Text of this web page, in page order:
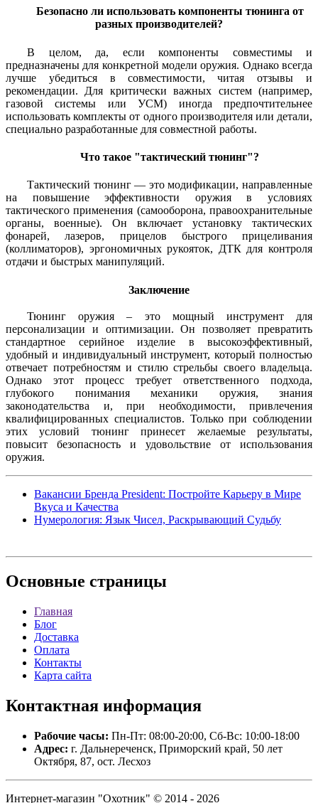
Безопасно ли использовать компоненты тюнинга от
разных производителей?
В целом, да, если компоненты совместимы и
предназначены для конкретной модели оружия. Однако всегда
лучше убедиться в совместимости, читая отзывы и
рекомендации. Для критически важных систем (например,
газовой системы или УСМ) иногда предпочтительнее
использовать комплекты от одного производителя или детали,
специально разработанные для совместной работы.
Что такое "тактический тюнинг"?
Тактический тюнинг — это модификации, направленные
на повышение эффективности оружия в условиях
тактического применения (самооборона, правоохранительные
органы, военные). Он включает установку тактических
фонарей, лазеров, прицелов быстрого прицеливания
(коллиматоров), эргономичных рукояток, ДТК для контроля
отдачи и быстрых манипуляций.
Заключение
Тюнинг оружия – это мощный инструмент для
персонализации и оптимизации. Он позволяет превратить
стандартное серийное изделие в высокоэффективный,
удобный и индивидуальный инструмент, который полностью
отвечает потребностям и стилю стрельбы своего владельца.
Однако этот процесс требует ответственного подхода,
глубокого понимания механики оружия, знания
законодательства и, при необходимости, привлечения
квалифицированных специалистов. Только при соблюдении
этих условий тюнинг принесет желаемые результаты,
повысит безопасность и удовольствие от использования
оружия.
Вакансии Бренда President: Постройте Карьеру в Мире
Вкуса и Качества
Нумерология: Язык Чисел, Раскрывающий Судьбу
Основные страницы
Главная
Блог
Доставка
Оплата
Контакты
Карта сайта
Контактная информация
Рабочие часы: Пн-Пт: 08:00-20:00, Сб-Вс: 10:00-18:00
Адрес: г. Дальнереченск, Приморский край, 50 лет
Октября, 87, ост. Лесхоз
Интернет-магазин "Охотник" © 2014 - 2026